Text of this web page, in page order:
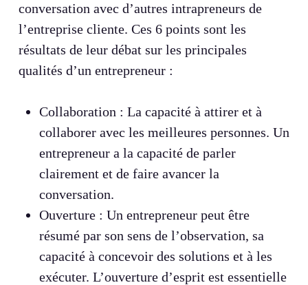
conversation avec d’autres intrapreneurs de
l’entreprise cliente. Ces 6 points sont les
résultats de leur débat sur les principales
qualités d’un entrepreneur :
Collaboration : La capacité à attirer et à
collaborer avec les meilleures personnes. Un
entrepreneur a la capacité de parler
clairement et de faire avancer la
conversation.
Ouverture : Un entrepreneur peut être
résumé par son sens de l’observation, sa
capacité à concevoir des solutions et à les
exécuter. L’ouverture d’esprit est essentielle